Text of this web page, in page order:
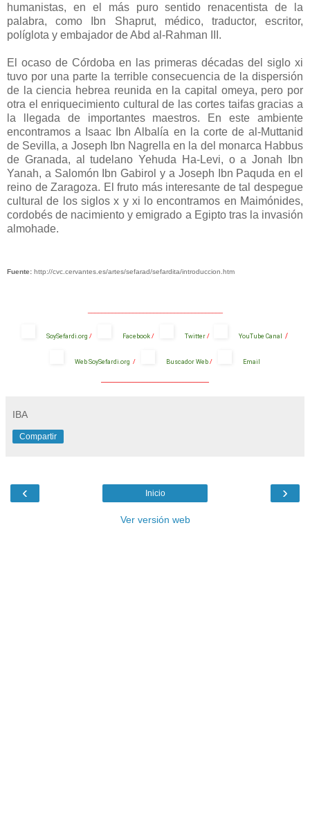
humanistas, en el más puro sentido renacentista de la
palabra, como Ibn Shaprut, médico, traductor, escritor,
políglota y embajador de Abd al-Rahman III.
El ocaso de Córdoba en las primeras décadas del siglo xi
tuvo por una parte la terrible consecuencia de la dispersión
de la ciencia hebrea reunida en la capital omeya, pero por
otra el enriquecimiento cultural de las cortes taifas gracias a
la llegada de importantes maestros. En este ambiente
encontramos a Isaac Ibn Albalía en la corte de al-Muttanid
de Sevilla, a Joseph Ibn Nagrella en la del monarca Habbus
de Granada, al tudelano Yehuda Ha-Levi, o a Jonah Ibn
Yanah, a Salomón Ibn Gabirol y a Joseph Ibn Paquda en el
reino de Zaragoza. El fruto más interesante de tal despegue
cultural de los siglos x y xi lo encontramos en Maimónides,
cordobés de nacimiento y emigrado a Egipto tras la invasión
almohade.
Fuente: http://cvc.cervantes.es/artes/sefarad/sefardita/introduccion.htm
SoySefardi.org / Facebook / Twitter/ YouTube Canal /
Web SoySefardi.org / Buscador Web / Email
IBA
Compartir
‹ ›
Inicio
Ver versión web